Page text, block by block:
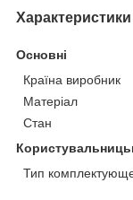
Характеристики
Основні
Країна виробник
Матеріал
Стан
Тип